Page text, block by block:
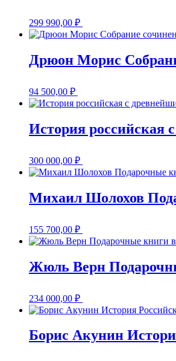
299 990,00 ₽
Дрюон Морис
94 500,00 ₽
История российская
300 000,00 ₽
Михаил Шолохов
155 700,00 ₽
Жюль Верн
234 000,00 ₽
Борис Акунин